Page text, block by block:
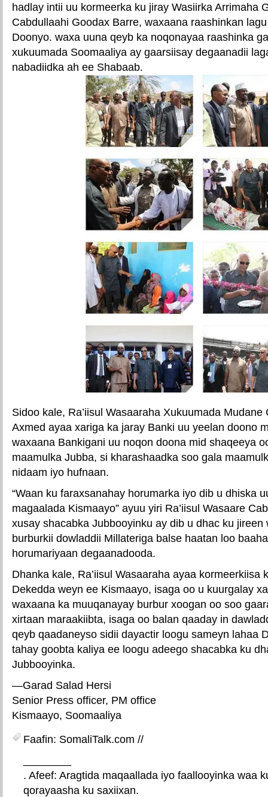
hadlay intii uu kormeerka ku jiray Wasiirka Arrimaha
Cabdullaahi Goodax Barre, waxaana raashinkan
Doonyo. waxa uuna qeyb ka noqonayaa raashinka
xukuumada Soomaaliya ay gaarsiisay degaanadii
nabadiidka ah ee Shabaab.
Sidoo kale, Ra’iisul Wasaaraha Xukuumada Mudane
Axmed ayaa xariga ka jaray Banki uu yeelan doono
waxaana Bankigani uu noqon doona mid shaqeeya
maamulka Jubba, si kharashaadka soo gala
nidaam iyo hufnaan.
“Waan ku faraxsanahay horumarka iyo dib u dhiska
magaalada Kismaayo” ayuu yiri Ra’iisul Wasaare
xusay shacabka Jubbooyinku ay dib u dhac ku jireen
burburkii dowladdii Millateriga balse haatan loo
horumariyaan degaanadooda.
Dhanka kale, Ra’iisul Wasaaraha ayaa kormeerkiisa
Dekedda weyn ee Kismaayo, isaga oo u kuurgalay
waxaana ka muuqanayay burbur xoogan oo soo
xirtaan maraakiibta, isaga oo balan qaaday in
qeyb qaadaneyso sidii dayactir loogu sameyn lahaa
tahay goobta kaliya ee loogu adeego shacabka ku
Jubbooyinka.
—Garad Salad Hersi
Senior Press officer, PM office
Kismaayo, Soomaaliya
Faafin: SomaliTalk.com //
. Afeef: Aragtida maqaallada iyo faallooyinka waa
qorayaasha ku saxiixan.